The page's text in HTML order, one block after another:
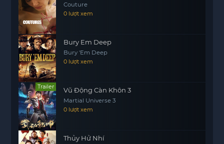
Couture
0 lượt xem
Bury Em Deep
Bury 'Em Deep
0 lượt xem
Trailer Vũ Động Càn Khôn 3
Martial Universe 3
0 lượt xem
Thủy Hử Nhí